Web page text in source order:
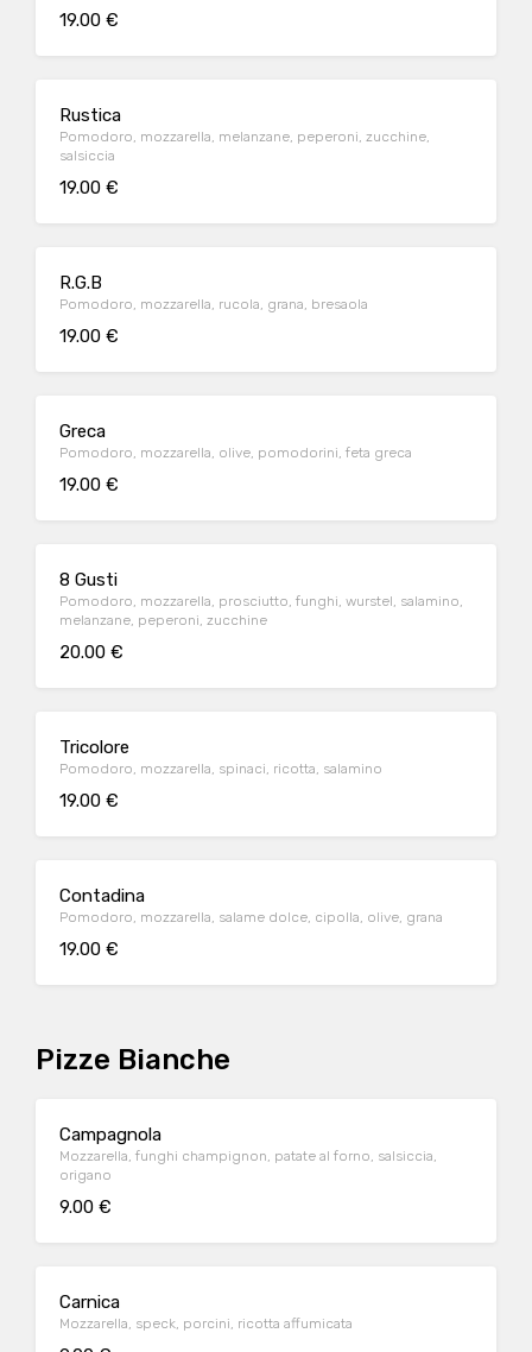
19.00 €
Rustica
Pomodoro, mozzarella, melanzane, peperoni, zucchine,
salsiccia
19.00 €
R.G.B
Pomodoro, mozzarella, rucola, grana, bresaola
19.00 €
Greca
Pomodoro, mozzarella, olive, pomodorini, feta greca
19.00 €
8 Gusti
Pomodoro, mozzarella, prosciutto, funghi, wurstel, salamino,
melanzane, peperoni, zucchine
20.00 €
Tricolore
Pomodoro, mozzarella, spinaci, ricotta, salamino
19.00 €
Contadina
Pomodoro, mozzarella, salame dolce, cipolla, olive, grana
19.00 €
Pizze Bianche
Campagnola
Mozzarella, funghi champignon, patate al forno, salsiccia,
origano
9.00 €
Carnica
Mozzarella, speck, porcini, ricotta affumicata